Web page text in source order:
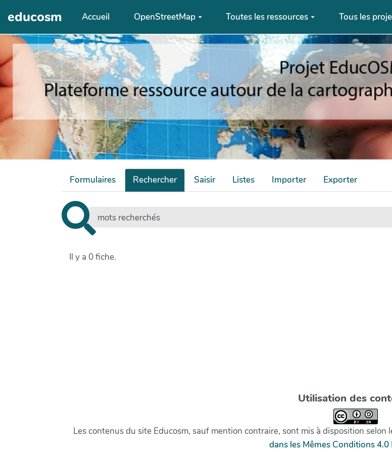
Aller au contenu principal
educosm Accueil OpenStreetMap Toutes les ressources Tous les
Formulaires Rechercher Saisir Listes Importer Exporter
Il y a 0 fiche.
Utilisation des
Les contenus du site Educosm, sauf mention contraire, sont mis à disposition selon
dans les Mêmes Conditions